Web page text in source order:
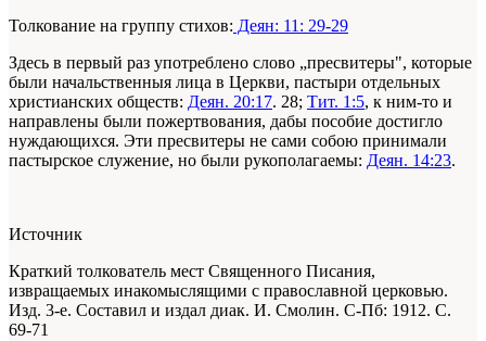
Толкование на группу стихов: Деян: 11: 29-29
Здесь в первый раз употреблено слово „пресвитеры", которые
были начальственныя лица в Церкви, пастыри отдельных
христианских обществ: Деян. 20:17. 28; Тит. 1:5, к ним-то и
направлены были пожертвования, дабы пособие достигло
нуждающихся. Эти пресвитеры не сами собою принимали
пастырское служение, но были рукополагаемы: Деян. 14:23.
Источник
Краткий толкователь мест Священного Писания,
извращаемых инакомыслящими с православной церковью.
Изд. 3-е. Составил и издал диак. И. Смолин. С-Пб: 1912. С.
69-71